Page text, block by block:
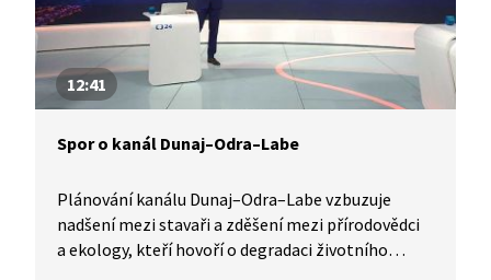
12:41
Spor o kanál Dunaj–Odra–Labe
Plánování kanálu Dunaj–Odra–Labe vzbuzuje
nadšení mezi stavaři a zděšení mezi přírodovědci
a ekology, kteří hovoří o degradaci životního